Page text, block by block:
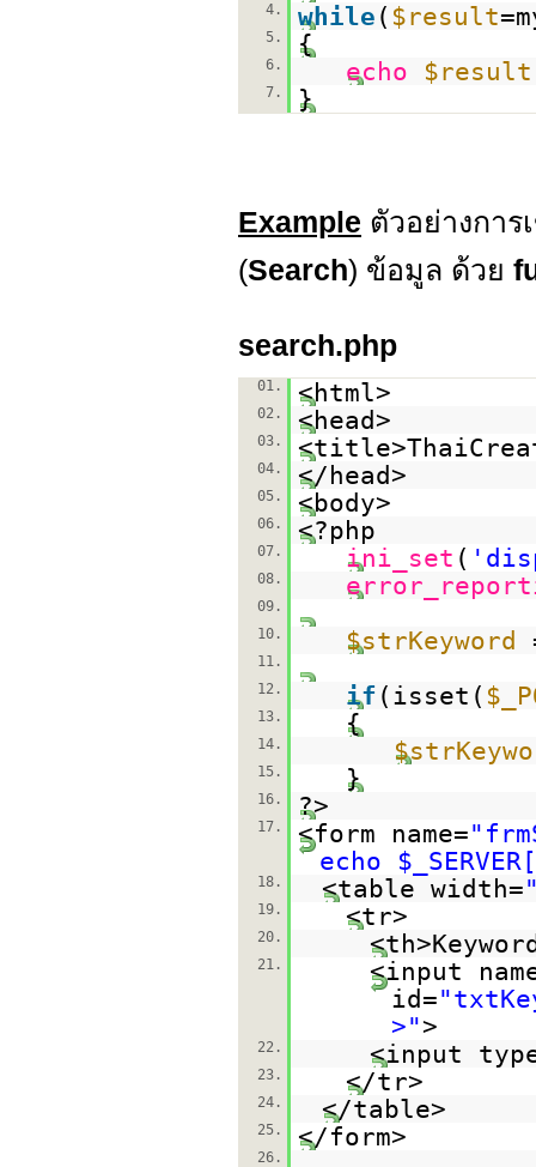
4.
while ( $result
5. {
6. echo $result
7. }
Example ตัวอย่างกา
(Search) ข้อมูล ด้วย
search.php
01. <html>
02. <head>
03.
04. </head>
05. <body>
06. <?php
07. ini_set (
08.
09.
10.
$strKeyword
11.
12.
if (isset(
13. {
14.
15. }
16. ?>
17. <form name=
echo
18. <table width=
19. <tr>
20.
21.
<input
id=
>">
22. <input
23. </tr>
24. </table>
25. </form>
26.